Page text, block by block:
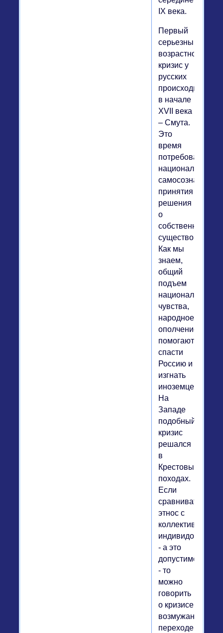
IX века.
Первый
серьезный
возрастной
кризис у
русских
происходит
в начале
XVII века
– Смута.
Это
время
потребовало
национального
самосознания,
принятия
решения
о
собственном
существовании.
Как мы
знаем,
общий
подъем
национального
чувства,
народное
ополчение
помогают
спасти
Россию и
изгнать
иноземцев.
На
Западе
подобный
кризис
решался
в
Крестовых
походах.
Если
сравнивать
этнос с
коллективным
индивидом,
- а это
допустимо,
- то
можно
говорить
о кризисе
возмужания,
переходе